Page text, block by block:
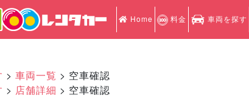
Home 料金 車両を探す
> 車両一覧 > 空車確認
> 店舗詳細 > 空車確認